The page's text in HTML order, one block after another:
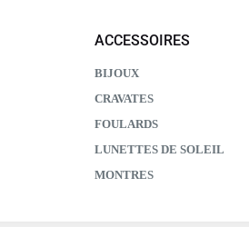
ACCESSOIRES
BIJOUX
CRAVATES
FOULARDS
LUNETTES DE SOLEIL
MONTRES